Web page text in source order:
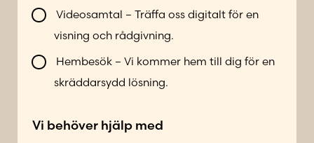
i
n
t
Videosamtal – Träffa oss digitalt för en
visning och rådgivning.
Hembesök – Vi kommer hem till dig för en
skräddarsydd lösning.
Vi behöver hjälp med